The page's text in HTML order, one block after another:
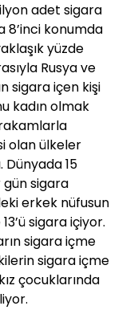
adet sigara
8’inci konumda
yüzde
Rusya ve
sigara içen kişi
kadın olmak
olan ülkeler
Dünyada 15
gün sigara
erkek nüfusun
sigara içiyor.
sigara içme
sigara içme
çocuklarında